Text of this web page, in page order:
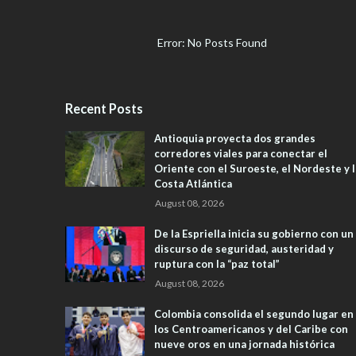
Error: No Posts Found
Recent Posts
Antioquia proyecta dos grandes
corredores viales para conectar el
Oriente con el Suroeste, el Nordeste y
Costa Atlántica
August 08, 2026
De la Espriella inicia su gobierno con un
discurso de seguridad, austeridad y
ruptura con la “paz total”
August 08, 2026
Colombia consolida el segundo lugar en
los Centroamericanos y del Caribe con
nueve oros en una jornada histórica